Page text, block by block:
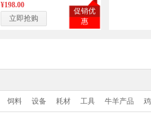
（云南、新疆、青海、西
藏、广东广西等边远地区不
¥198.00
立即抢购
促销优
惠
饲料 设备 耗材 工具 牛羊产品